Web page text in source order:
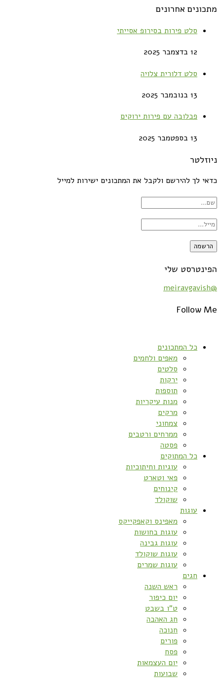
מתכונים אחרונים
סלט פירות בסירופ אסייתי
12 בדצמבר 2025
סלט דלורית צלויה
13 בנובמבר 2025
פבלובה עם פירות ירוקים
13 בספטמבר 2025
ניוזלטר
כדאי לך להירשם ולקבל את המתכונים ישירות למייל
הפינטרסט שלי
@meiravgavish
Follow Me
כל המתכונים
מאפים ולחמים
סלטים
ירקות
תוספות
מנות עיקריות
מרקים
צמחוני
ממרחים ורטבים
פסטה
כל המתוקים
עוגיות וחיתוכיות
פאי וטארט
קינוחים
שוקולד
עוגות
מאפינס וקאפקייקס
עוגות בחושות
עוגות גבינה
עוגות שוקולד
עוגות שמרים
חגים
ראש השנה
יום כיפור
ט”ו בשבט
חג האהבה
חנוכה
פורים
פסח
יום העצמאות
שבועות